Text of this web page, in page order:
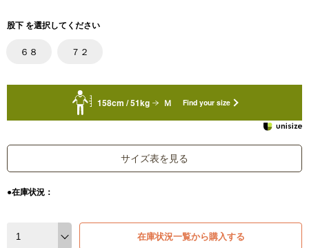
股下 を選択してください
６８ ７２
158cm / 51kg Ｍ Find your size
サイズ表を見る
●在庫状況：
在庫状況一覧から購入する